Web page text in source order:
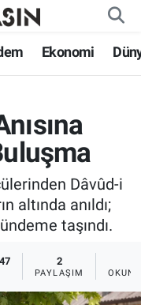
Ekonomi
Dâvûd-i
altında anıldı;
taşındı.
2
PAYLAŞIM